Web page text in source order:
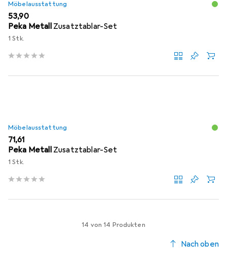
Möbelausstattung
EUR
53,90
Peka Metall Zusatztablar-Set
1 Stk.
Möbelausstattung
EUR
71,61
Peka Metall Zusatztablar-Set
1 Stk.
14 von 14 Produkten
Nach oben